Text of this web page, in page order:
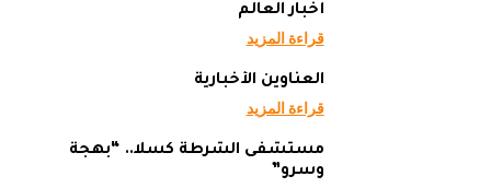
أخبار العالم
قراءة المزيد
العناوين الأخبارية
قراءة المزيد
مستشفى الشرطة كسلا.. “بهجة
وسرو”